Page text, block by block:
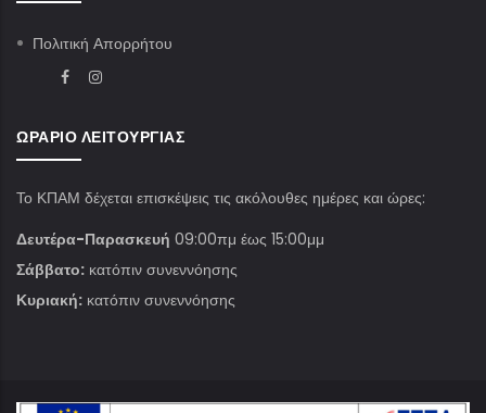
Πολιτική Απορρήτου
ΩΡΆΡΙΟ ΛΕΙΤΟΥΡΓΊΑΣ
Το ΚΠΑΜ δέχεται επισκέψεις τις ακόλουθες ημέρες και ώρες:
Δευτέρα-Παρασκευή 09:00πμ έως 15:00μμ
Σάββατο: κατόπιν συνεννόησης
Κυριακή: κατόπιν συνεννόησης